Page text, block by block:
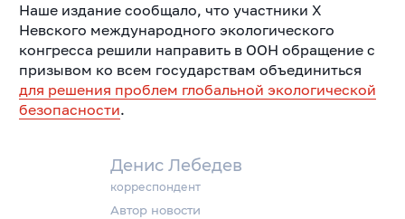
Денис Лебедев
корреспондент
Автор новости
Наше издание сообщало, что участники X
Невского международного экологического
конгресса решили направить в ООН обращение с
призывом ко всем государствам объединиться
для решения проблем глобальной экологической
безопасности.